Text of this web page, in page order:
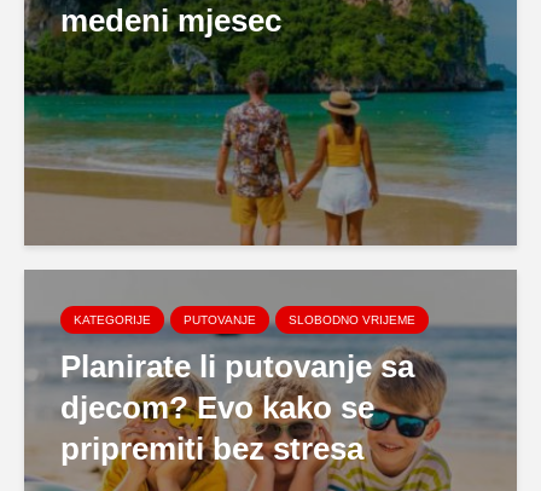
medeni mjesec
KATEGORIJE PUTOVANJE SLOBODNO VRIJEME
Planirate li putovanje sa
djecom? Evo kako se
pripremiti bez stresa